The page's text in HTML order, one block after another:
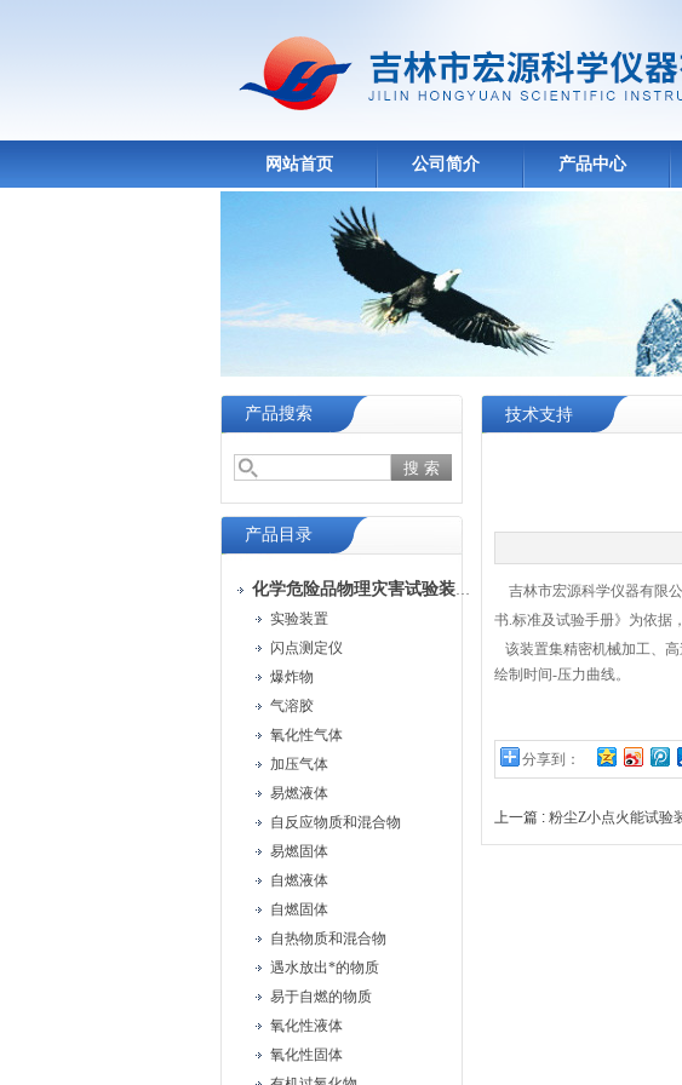
网站首页 公司简介 产品中心
产品搜索
产品目录
化学危险品物理灾害试验装置
实验装置
闪点测定仪
爆炸物
气溶胶
氧化性气体
加压气体
易燃液体
自反应物质和混合物
易燃固体
自燃液体
自燃固体
自热物质和混合物
遇水放出*的物质
易于自燃的物质
氧化性液体
氧化性固体
技术支持
吉林市宏源科学仪器有限
书.标准及试验手册》 为依据
该装置集精密机械加工、
绘制时间-压力曲线。
分享到：
上一篇 : 粉尘Z小点火能试验